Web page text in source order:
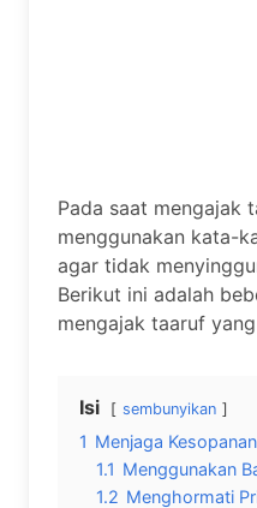
Pada saat mengajak
menggunakan kata-
agar tidak
Berikut ini adalah
mengajak taaruf
Isi sembunyikan
1 Menjaga Kesopanan
1.1 Menggunakan
1.2 Menghormati